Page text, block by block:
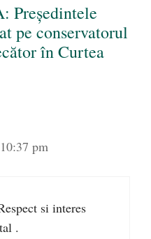
Președintele
pe conservatorul
în Curtea
pm
si interes
.